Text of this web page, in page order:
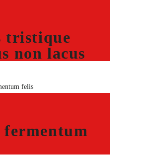
tristique
non lacus
fermentum